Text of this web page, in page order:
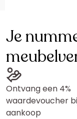
Je
Ontvang een 4%
waardevoucher
aankoop